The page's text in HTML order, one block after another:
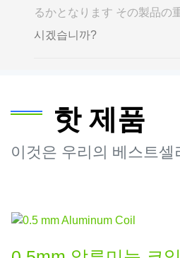
るかとなります その製品の
시겠습니까?
핫 제품
이것은 우리의 베스트